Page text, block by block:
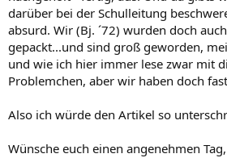
darüber bei der Schulleitung
absurd. Wir (Bj. ´72) wurden doch
gepackt...und sind groß geworden,
und wie ich hier immer lese zwar mit
Problemchen, aber wir haben doch
Also ich würde den Artikel so
Wünsche euch einen angenehmen